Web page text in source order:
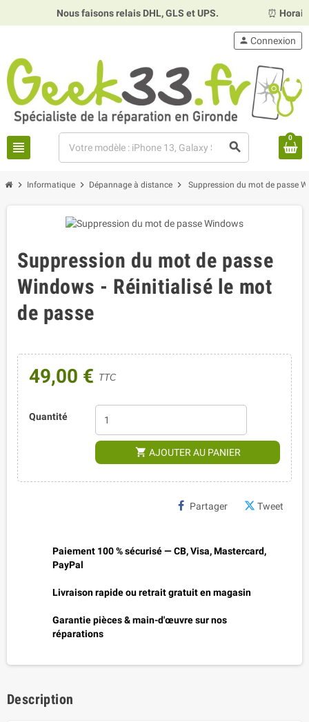
Nous faisons relais DHL, GLS et UPS. ⏰Horaires
view_headline search
person Connexion
0
chevron_right Informatique chevron_right Dépannage à distance chevron_right Suppression du mot de passe
Suppression du mot de passe
Windows - Réinitialisé le mot
de passe
49,00 € TTC
Quantité
shopping_cart AJOUTER AU PANIER
Partager Tweet
Paiement 100 % sécurisé — CB, Visa, Mastercard,
PayPal
Livraison rapide ou retrait gratuit en magasin
Garantie pièces & main-d'œuvre sur nos
réparations
Description